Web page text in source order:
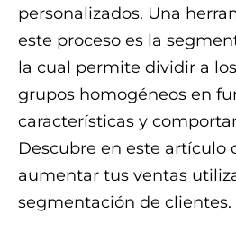
personalizados. Una
este proceso es la
la cual permite dividir a
grupos homogéneos en
características y
Descubre en este artículo
aumentar tus ventas
segmentación de clientes.